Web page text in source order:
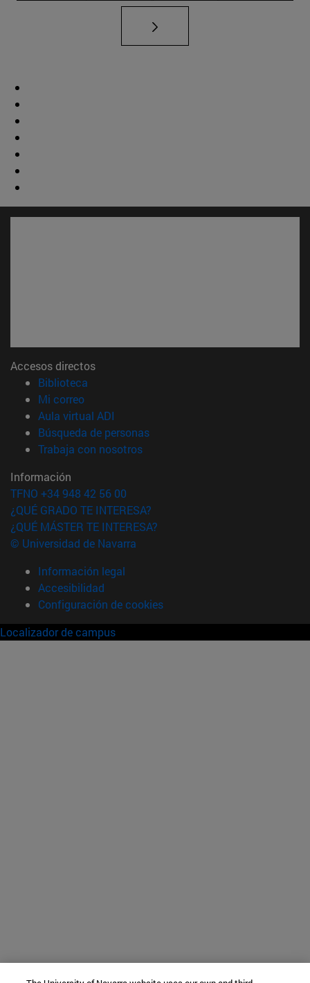
Accesos directos
Biblioteca
Mi correo(abre en nueva ventana)
Aula virtual ADI
Búsqueda de personas(abre en nueva ventana)
Trabaja con nosotros(abre en nueva ventana)
Información
TFNO +34 948 42 56 00
¿QUÉ GRADO TE INTERESA?
¿QUÉ MÁSTER TE INTERESA?
© Universidad de Navarra
Información legal
Accesibilidad
Configuración de cookies
Localizador de campus